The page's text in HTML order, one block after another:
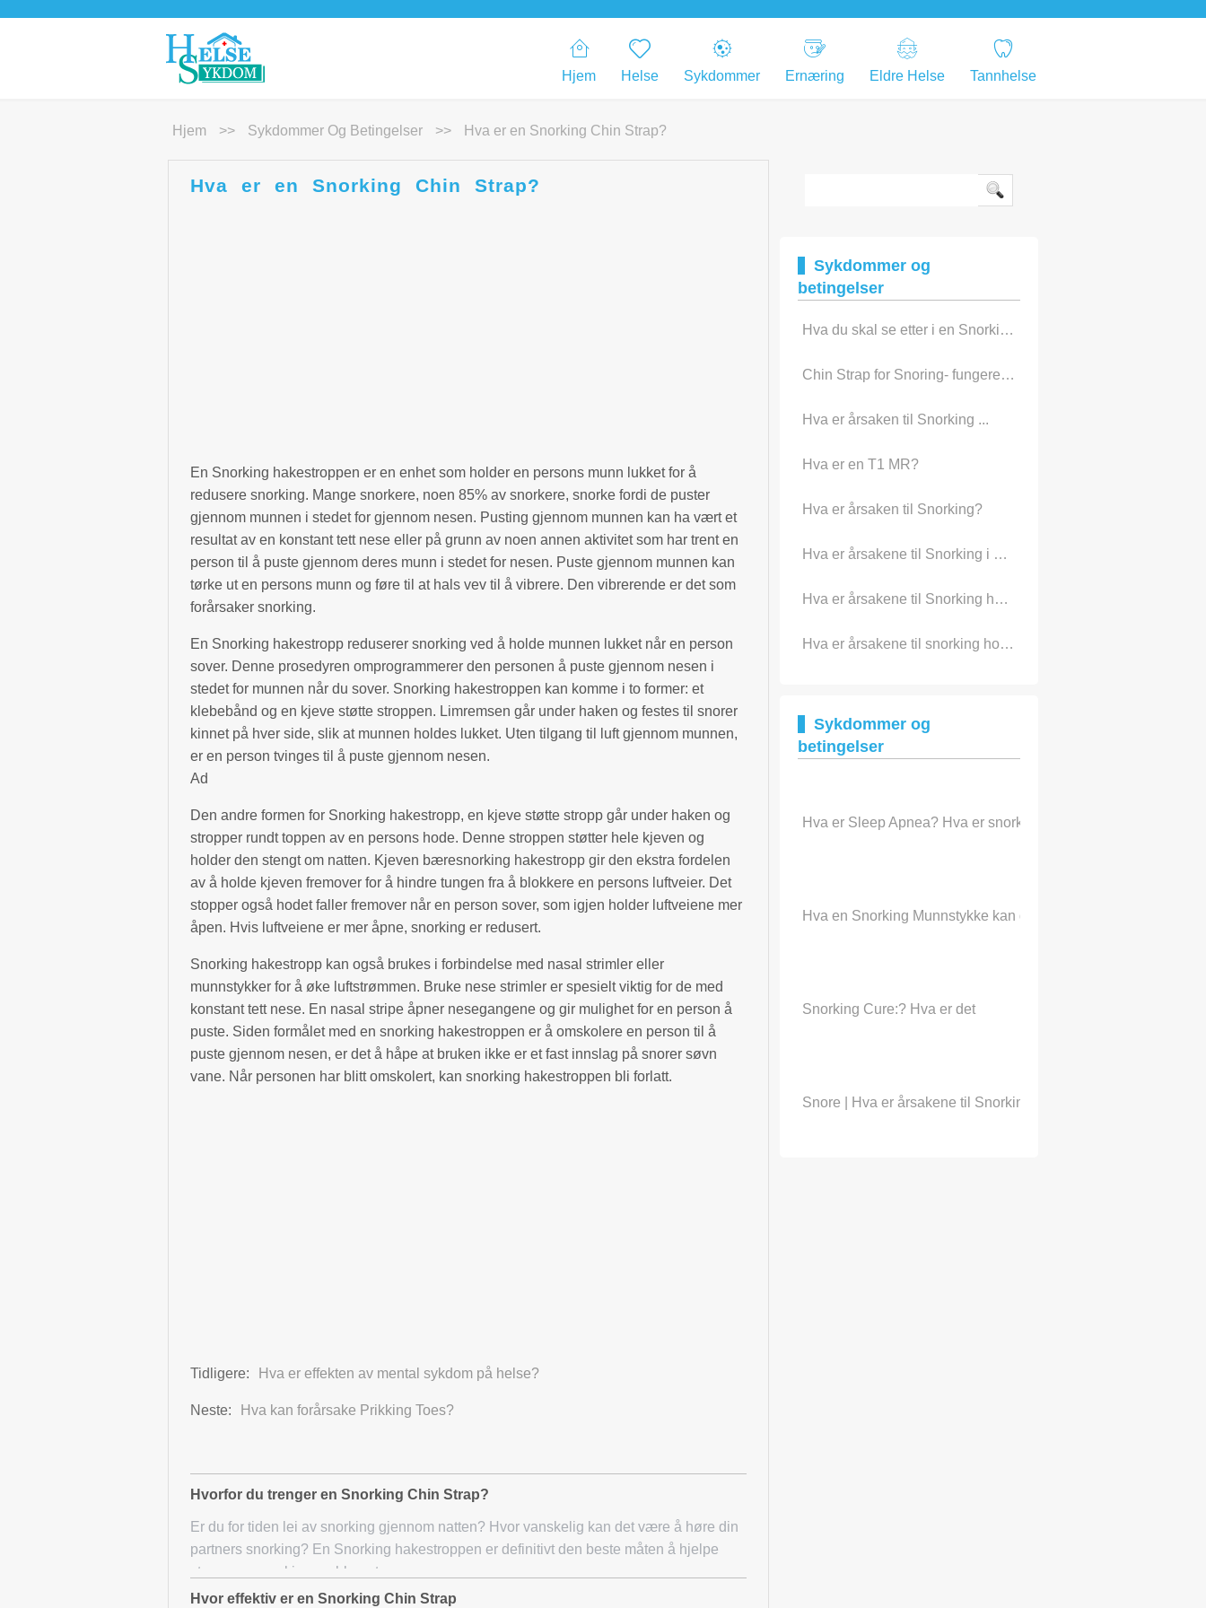
Hjem Helse Sykdommer Ernæring Eldre Helse Tannhelse
Hjem >> Sykdommer Og Betingelser >> Hva er en Snorking Chin Strap?
Hva er en Snorking Chin Strap?
En Snorking hakestroppen er en enhet som holder en persons munn lukket for å
redusere snorking. Mange snorkere, noen 85% av snorkere, snorke fordi de puster
gjennom munnen i stedet for gjennom nesen. Pusting gjennom munnen kan ha vært et
resultat av en konstant tett nese eller på grunn av noen annen aktivitet som har trent en
person til å puste gjennom deres munn i stedet for nesen. Puste gjennom munnen kan
tørke ut en persons munn og føre til at hals vev til å vibrere. Den vibrerende er det som
forårsaker snorking.
En Snorking hakestropp reduserer snorking ved å holde munnen lukket når en person
sover. Denne prosedyren omprogrammerer den personen å puste gjennom nesen i
stedet for munnen når du sover. Snorking hakestroppen kan komme i to former: et
klebebånd og en kjeve støtte stroppen. Limremsen går under haken og festes til snorer
kinnet på hver side, slik at munnen holdes lukket. Uten tilgang til luft gjennom munnen,
er en person tvinges til å puste gjennom nesen.
Ad
Den andre formen for Snorking hakestropp, en kjeve støtte stropp går under haken og
stropper rundt toppen av en persons hode. Denne stroppen støtter hele kjeven og
holder den stengt om natten. Kjeven bæresnorking hakestropp gir den ekstra fordelen
av å holde kjeven fremover for å hindre tungen fra å blokkere en persons luftveier. Det
stopper også hodet faller fremover når en person sover, som igjen holder luftveiene mer
åpen. Hvis luftveiene er mer åpne, snorking er redusert.
Snorking hakestropp kan også brukes i forbindelse med nasal strimler eller
munnstykker for å øke luftstrømmen. Bruke nese strimler er spesielt viktig for de med
konstant tett nese. En nasal stripe åpner nesegangene og gir mulighet for en person å
puste. Siden formålet med en snorking hakestroppen er å omskolere en person til å
puste gjennom nesen, er det å håpe at bruken ikke er et fast innslag på snorer søvn
vane. Når personen har blitt omskolert, kan snorking hakestroppen bli forlatt.
Tidligere: Hva er effekten av mental sykdom på helse?
Neste: Hva kan forårsake Prikking Toes?
Hvorfor du trenger en Snorking Chin Strap?
Er du for tiden lei av snorking gjennom natten? Hvor vanskelig kan det være å høre din
partners snorking? En Snorking hakestroppen er definitivt den beste måten å hjelpe
stoppe en snorking problemet.
Hvor effektiv er en Snorking Chin Strap
Sykdommer og
betingelser
Hva du skal se etter i en Snorking Mouthpiece
Chin Strap for Snoring- fungerer de?
Hva er årsaken til Snorking ...
Hva er en T1 MR?
Hva er årsaken til Snorking?
Hva er årsakene til Snorking i Småbarn?
Hva er årsakene til Snorking hos kvinner?
Hva er årsakene til snorking hos kvinner?
Sykdommer og
betingelser
Hva er Sleep Apnea? Hva er snorking?
Hva en Snorking Munnstykke kan gjøre?
Snorking Cure:? Hva er det
Snore | Hva er årsakene til Snorking?